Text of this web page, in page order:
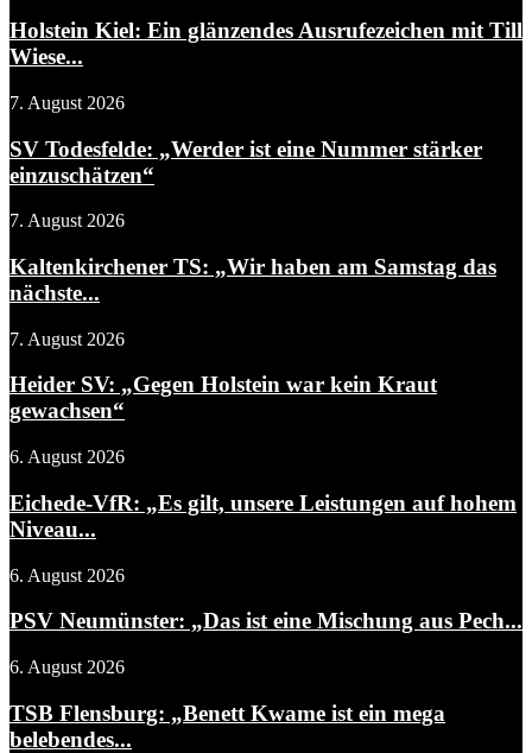
Holstein Kiel: Ein glänzendes Ausrufezeichen mit Till
Wiese...
7. August 2026
SV Todesfelde: „Werder ist eine Nummer stärker
einzuschätzen“
7. August 2026
Kaltenkirchener TS: „Wir haben am Samstag das
nächste...
7. August 2026
Heider SV: „Gegen Holstein war kein Kraut
gewachsen“
6. August 2026
Eichede-VfR: „Es gilt, unsere Leistungen auf hohem
Niveau...
6. August 2026
PSV Neumünster: „Das ist eine Mischung aus Pech...
6. August 2026
TSB Flensburg: „Benett Kwame ist ein mega
belebendes...